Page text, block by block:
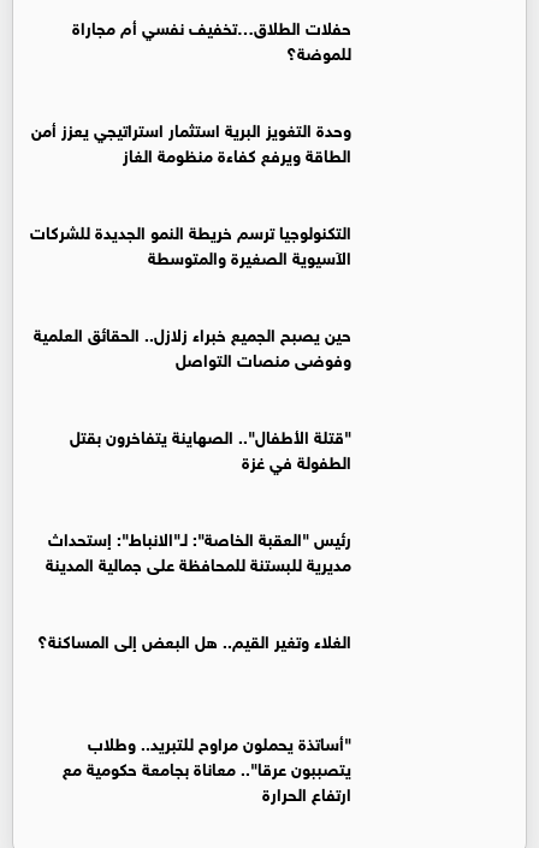
حفلات الطلاق…تخفيف نفسي أم مجاراة
للموضة؟
وحدة التغويز البرية استثمار استراتيجي يعزز أمن
الطاقة ويرفع كفاءة منظومة الغاز
التكنولوجيا ترسم خريطة النمو الجديدة للشركات
الآسيوية الصغيرة والمتوسطة
حين يصبح الجميع خبراء زلازل.. الحقائق العلمية
وفوضى منصات التواصل
"قتلة الأطفال".. الصهاينة يتفاخرون بقتل
الطفولة في غزة
رئيس "العقبة الخاصة": لـ"الانباط": إستحداث
مديرية للبستنة للمحافظة على جمالية المدينة
الغلاء وتغير القيم.. هل البعض إلى المساكنة؟
"أساتذة يحملون مراوح للتبريد.. وطلاب
يتصببون عرقا".. معاناة بجامعة حكومية مع
ارتفاع الحرارة